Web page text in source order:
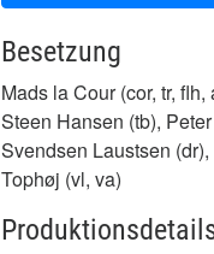
Besetzung
Mads la Cour (cor, tr,
Steen Hansen (tb),
Svendsen Laustsen
Tophøj (vl, va)